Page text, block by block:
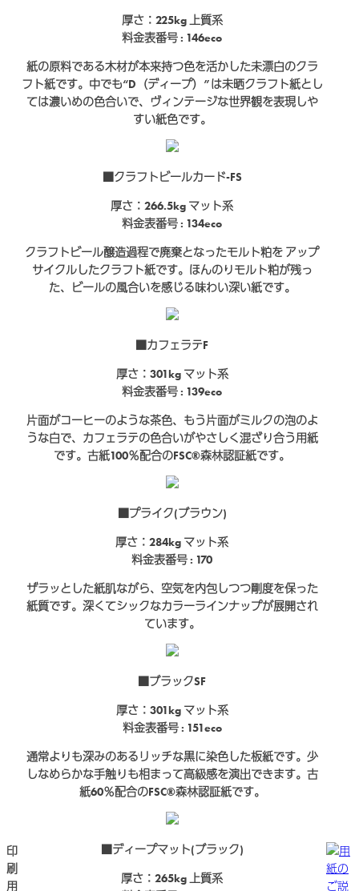
印
刷
用
厚さ：225kg 上質系
料金表番号 : 146eco
紙の原料である木材が本来持つ色を活かした未漂白のクラ
フト紙です。中でも“D（ディープ）”は未晒クラフト紙とし
ては濃いめの色合いで、ヴィンテージな世界観を表現しや
すい紙色です。
■クラフトビールカード-FS
厚さ：266.5kg マット系
料金表番号 : 134eco
クラフトビール醸造過程で廃棄となったモルト粕を アップ
サイクルしたクラフト紙です。ほんのりモルト粕が残っ
た、ビールの風合いを感じる味わい深い紙です。
■カフェラテF
厚さ：301kg マット系
料金表番号 : 139eco
片面がコーヒーのような茶色、もう片面がミルクの泡のよ
うな白で、カフェラテの色合いがやさしく混ざり合う用紙
です。古紙100％配合のFSC®森林認証紙です。
■プライク(ブラウン)
厚さ：284kg マット系
料金表番号 : 170
ザラッとした紙肌ながら、空気を内包しつつ剛度を保った
紙質です。深くてシックなカラーラインナップが展開され
ています。
■ブラックSF
厚さ：301kg マット系
料金表番号 : 151eco
通常よりも深みのあるリッチな黒に染色した板紙です。少
しなめらかな手触りも相まって高級感を演出できます。古
紙60％配合のFSC®森林認証紙です。
■ディープマット(ブラック)
厚さ：265kg 上質系
用
紙の
ご説